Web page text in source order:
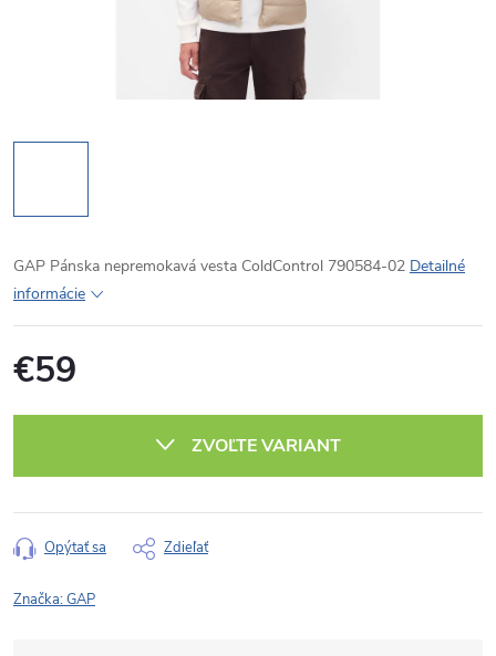
GAP Pánska nepremokavá vesta ColdControl 790584-02 Detailné
informácie
€59
ZVOĽTE VARIANT
Opýtať sa Zdieľať
Značka:GAP